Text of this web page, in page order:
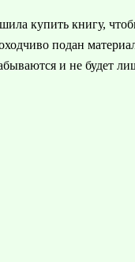
купить книгу,
подан
и не будет